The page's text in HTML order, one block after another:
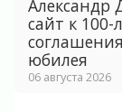
Александр
сайт к
юбилея
06 августа 2026